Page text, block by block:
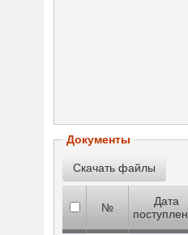
Документы
№
Дата